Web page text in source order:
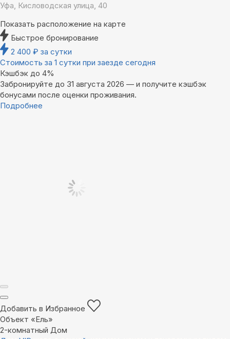
Уфа, Кисловодская улица, 40
Показать расположение на карте
Быстрое бронирование
2 400 ₽ за сутки
Стоимость за 1 сутки при заезде сегодня
Кэшбэк до 4%
Забронируйте до 31 августа 2026 — и получите кэшбэк
бонусами после оценки проживания.
Подробнее
Добавить в Избранное
Объект «Ель»
2-комнатный Дом